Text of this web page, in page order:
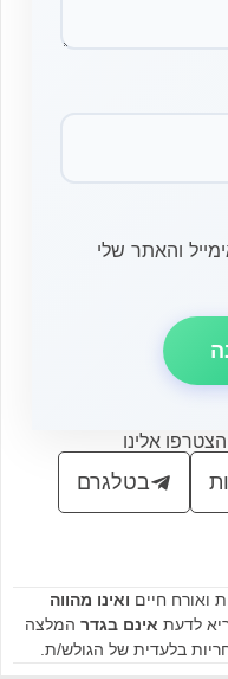
והאתר שלי
אלינו
בטלגרם
ואורח חיים ואינו מהווה
לדעת אינם בגדר המלצה
בלעדית של הגולש/ת.